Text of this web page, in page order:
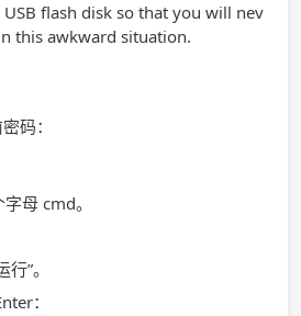
flash disk so that you will nev
this awkward situation.
码：
母 cmd。
”。
：